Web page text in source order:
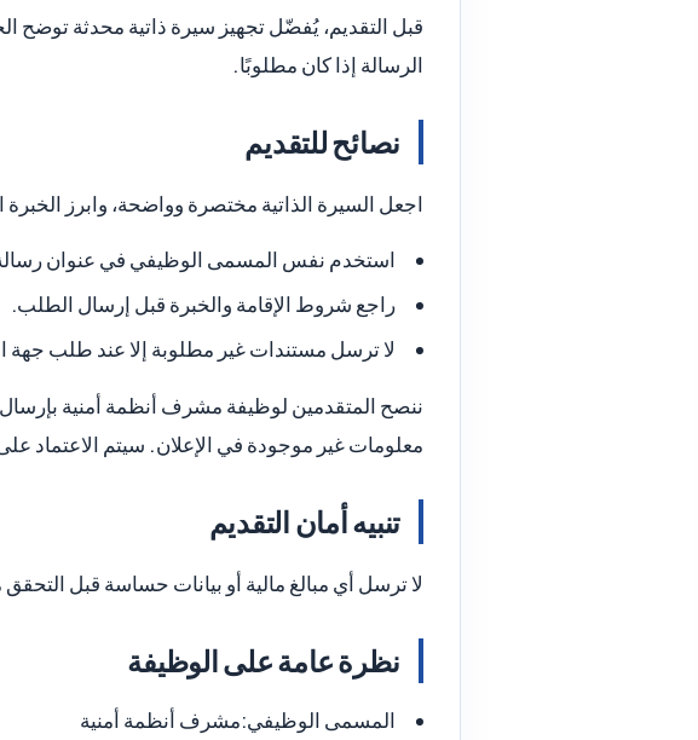
قبل التقديم، يُفضّل تجهيز سيرة ذاتية محدثة توضح
الرسالة إذا كان مطلوبًا.
نصائح للتقديم
اجعل السيرة الذاتية مختصرة وواضحة، وابرز
استخدم نفس المسمى الوظيفي في عنوان رسالة
راجع شروط الإقامة والخبرة قبل إرسال الطلب.
لا ترسل مستندات غير مطلوبة إلا عند طلب جهة
ننصح المتقدمين لوظيفة مشرف أنظمة أمنية
معلومات غير موجودة في الإعلان. سيتم الاعتماد
تنبيه أمان التقديم
لا ترسل أي مبالغ مالية أو بيانات حساسة قبل
نظرة عامة على الوظيفة
المسمى الوظيفي:مشرف أنظمة أمنية